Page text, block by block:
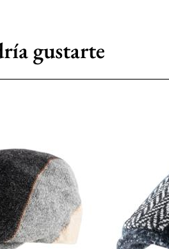
gustarte